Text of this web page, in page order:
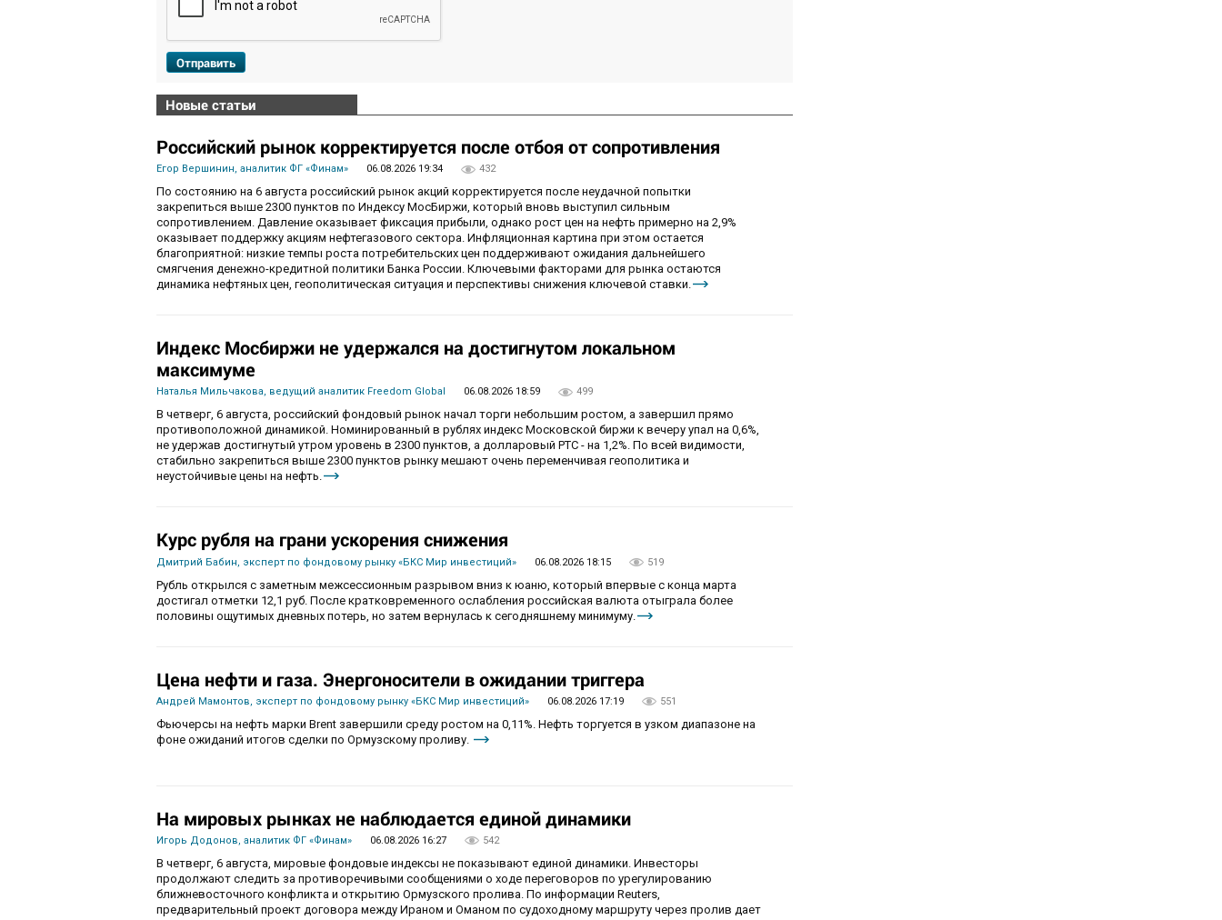
Отправить
Новые статьи
Российский рынок корректируется после отбоя от сопротивления
Егор Вершинин, аналитик ФГ «Финам» 06.08.2026 19:34 432
По состоянию на 6 августа российский рынок акций корректируется после неудачной попытки
закрепиться выше 2300 пунктов по Индексу МосБиржи, который вновь выступил сильным
сопротивлением. Давление оказывает фиксация прибыли, однако рост цен на нефть примерно на 2,9%
оказывает поддержку акциям нефтегазового сектора. Инфляционная картина при этом остается
благоприятной: низкие темпы роста потребительских цен поддерживают ожидания дальнейшего
смягчения денежно-кредитной политики Банка России. Ключевыми факторами для рынка остаются
динамика нефтяных цен, геополитическая ситуация и перспективы снижения ключевой ставки.
Индекс Мосбиржи не удержался на достигнутом локальном
максимуме
Наталья Мильчакова, ведущий аналитик Freedom Global 06.08.2026 18:59 499
В четверг, 6 августа, российский фондовый рынок начал торги небольшим ростом, а завершил прямо
противоположной динамикой. Номинированный в рублях индекс Московской биржи к вечеру упал на 0,6%,
не удержав достигнутый утром уровень в 2300 пунктов, а долларовый РТС - на 1,2%. По всей видимости,
стабильно закрепиться выше 2300 пунктов рынку мешают очень переменчивая геополитика и
неустойчивые цены на нефть.
Курс рубля на грани ускорения снижения
Дмитрий Бабин, эксперт по фондовому рынку «БКС Мир инвестиций» 06.08.2026 18:15 519
Рубль открылся с заметным межсессионным разрывом вниз к юаню, который впервые с конца марта
достигал отметки 12,1 руб. После кратковременного ослабления российская валюта отыграла более
половины ощутимых дневных потерь, но затем вернулась к сегодняшнему минимуму.
Цена нефти и газа. Энергоносители в ожидании триггера
Андрей Мамонтов, эксперт по фондовому рынку «БКС Мир инвестиций» 06.08.2026 17:19 551
Фьючерсы на нефть марки Brent завершили среду ростом на 0,11%. Нефть торгуется в узком диапазоне на
фоне ожиданий итогов сделки по Ормузскому проливу.
На мировых рынках не наблюдается единой динамики
Игорь Додонов, аналитик ФГ «Финам» 06.08.2026 16:27 542
В четверг, 6 августа, мировые фондовые индексы не показывают единой динамики. Инвесторы
продолжают следить за противоречивыми сообщениями о ходе переговоров по урегулированию
ближневосточного конфликта и открытию Ормузского пролива. По информации Reuters,
предварительный проект договора между Ираном и Оманом по судоходному маршруту через пролив дает